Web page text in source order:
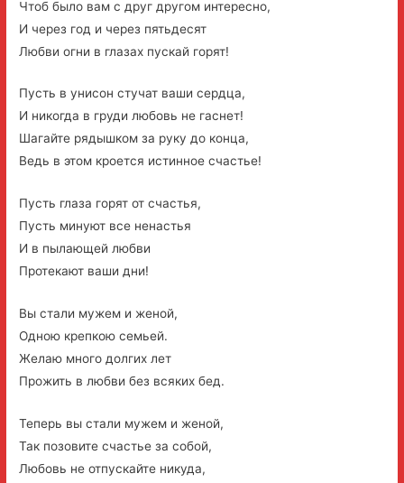
Чтоб было вам с друг другом интересно,
И через год и через пятьдесят
Любви огни в глазах пускай горят!
Пусть в унисон стучат ваши сердца,
И никогда в груди любовь не гаснет!
Шагайте рядышком за руку до конца,
Ведь в этом кроется истинное счастье!
Пусть глаза горят от счастья,
Пусть минуют все ненастья
И в пылающей любви
Протекают ваши дни!
Вы стали мужем и женой,
Одною крепкою семьей.
Желаю много долгих лет
Прожить в любви без всяких бед.
Теперь вы стали мужем и женой,
Так позовите счастье за собой,
Любовь не отпускайте никуда,